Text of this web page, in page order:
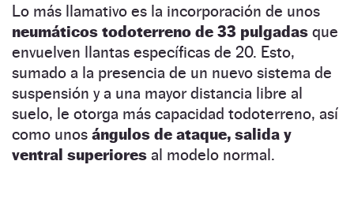
Lo más llamativo es la incorporación de unos
neumáticos todoterreno de 33 pulgadas que
envuelven llantas específicas de 20. Esto,
sumado a la presencia de un nuevo sistema de
suspensión y a una mayor distancia libre al
suelo, le otorga más capacidad todoterreno, así
como unos ángulos de ataque, salida y
ventral superiores al modelo normal.